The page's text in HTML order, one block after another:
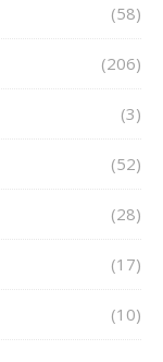
(58)
(206)
(3)
(52)
(28)
(17)
(10)